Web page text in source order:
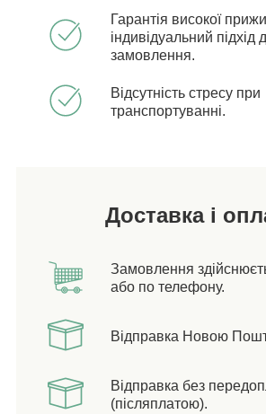
Гарантія високої
індивідуальний підхід
замовлення.
Відсутність стресу при
транспортуванні.
Доставка і
Замовлення
або по телефону.
Відправка Новою
Відправка без
(післяплатою).